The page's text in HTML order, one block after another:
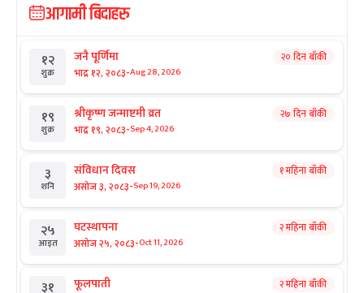
आगामी बिदाहरु
१२
शुक्र
जनै पूर्णिमा
भाद्र १२, २०८३-Aug 28, 2026
२० दिन बाँकी
१९
शुक्र
श्रीकृष्ण जन्माष्टमी व्रत
भाद्र १९, २०८३-Sep 4, 2026
२७ दिन बाँकी
३
शनि
संविधान दिवस
असोज ३, २०८३-Sep 19, 2026
१ महिना बाँकी
२५
आइत
घटस्थापना
असोज २५, २०८३-Oct 11, 2026
२ महिना बाँकी
३१ फूलपाती २ महिना बाँकी